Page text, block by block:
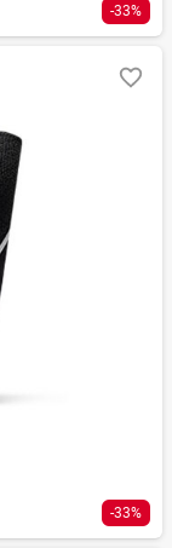
-33%
-33%